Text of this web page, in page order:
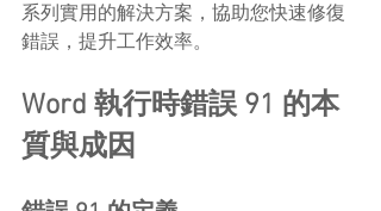
系列實用的解決方案，協助您快速修復
錯誤，提升工作效率。
Word 執行時錯誤 91 的本
質與成因